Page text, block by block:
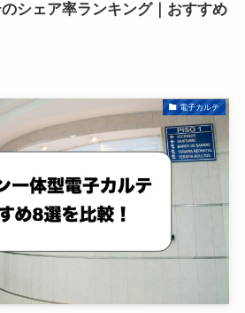
のシェア率ランキング｜おすすめ
電子カルテ